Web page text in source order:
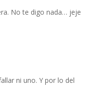
No te digo nada… jeje
ni uno. Y por lo del